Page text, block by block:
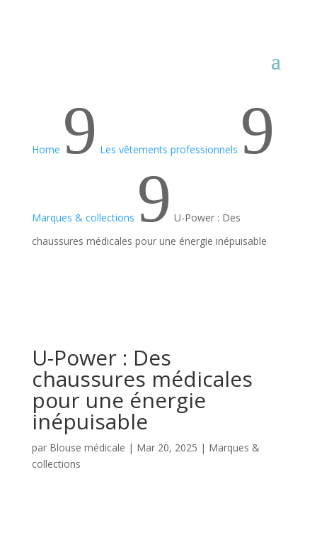
Home 9 Les vêtements professionnels 9
Marques & collections 9 U-Power : Des
chaussures médicales pour une énergie inépuisable
U-Power : Des
chaussures médicales
pour une énergie
inépuisable
par Blouse médicale | Mar 20, 2025 | Marques &
collections